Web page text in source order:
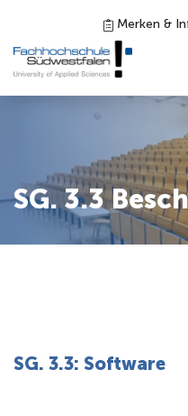
Merken &
Studieninteressierte
Studienangebot
Studierende
Karriere
SG. 3.3
SG. 3.3: Software